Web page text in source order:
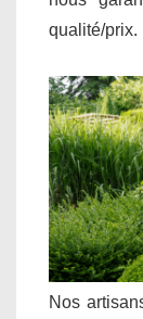
qualité/prix.
Nos